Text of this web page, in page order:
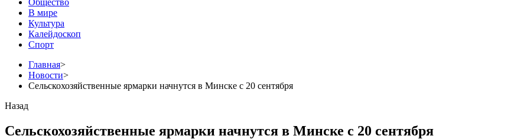
В мире
Культура
Калейдоскоп
Спорт
Главная>
Новости>
Сельскохозяйственные ярмарки начнутся в Минске с 20 сентября
Назад
Сельскохозяйственные ярмарки начнутся в Минске с 20 сентября